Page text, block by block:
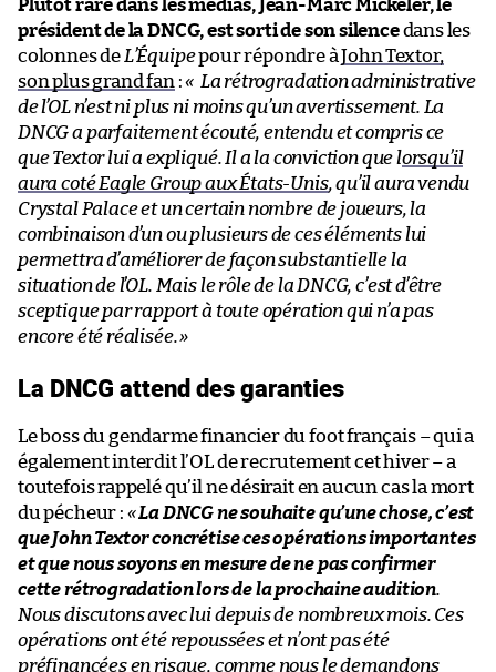
Plutôt rare dans les médias, Jean-Marc Mickeler, le
président de la DNCG, est sorti de son silencedans les
colonnes de L’Équipepour répondre àJohn Textor,
son plus grand fan :« La rétrogradation administrative
de l’OL n’est ni plus ni moins qu’un avertissement. La
DNCG a parfaitement écouté, entendu et compris ce
que Textor lui a expliqué. Il a la conviction que lorsqu’il
aura coté Eagle Group aux États-Unis, qu’il aura vendu
Crystal Palace et un certain nombre de joueurs, la
combinaison d’un ou plusieurs de ces éléments lui
permettra d’améliorer de façon substantielle la
situation de l’OL. Mais le rôle de la DNCG, c’est d’être
sceptique par rapport à toute opération qui n’a pas
encore été réalisée.»
La DNCG attend des garanties
Le boss du gendarme financier du foot français – qui a
également interdit l’OL de recrutement cet hiver – a
toutefois rappelé qu’il ne désirait en aucun cas la mort
du pécheur : «La DNCG ne souhaite qu’une chose, c’est
que John Textor concrétise ces opérations importantes
et que nous soyons en mesure de ne pas confirmer
cette rétrogradation lors de la prochaine audition.
Nous discutons avec lui depuis de nombreux mois. Ces
opérations ont été repoussées et n’ont pas été
préfinancées en risque, comme nous le demandons